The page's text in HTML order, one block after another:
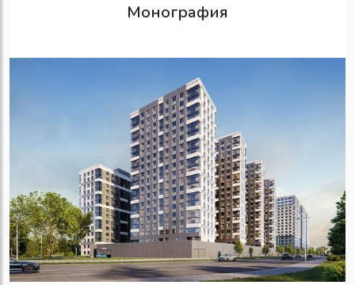
Монография